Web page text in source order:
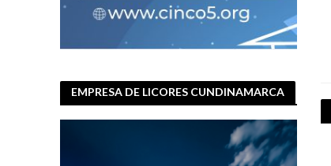
EMPRESA DE LICORES CUNDINAMARCA